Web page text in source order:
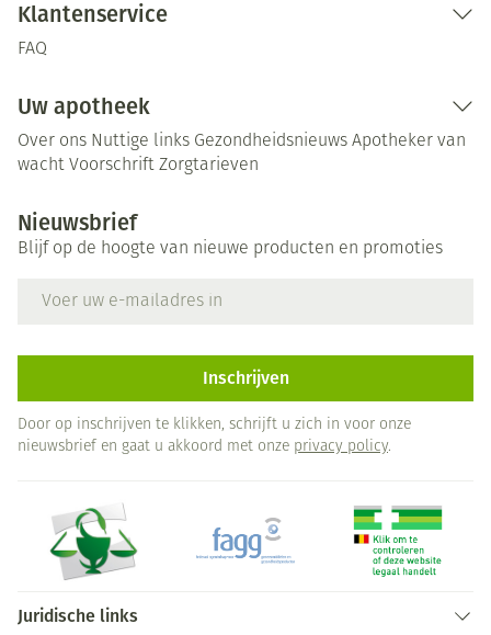
Klantenservice
FAQ
Uw apotheek
Over ons Nuttige links Gezondheidsnieuws Apotheker van
wacht Voorschrift Zorgtarieven
Nieuwsbrief
Blijf op de hoogte van nieuwe producten en promoties
Inschrijven
Door op inschrijven te klikken, schrijft u zich in voor onze
nieuwsbrief en gaat u akkoord met onze privacy policy.
Juridische links